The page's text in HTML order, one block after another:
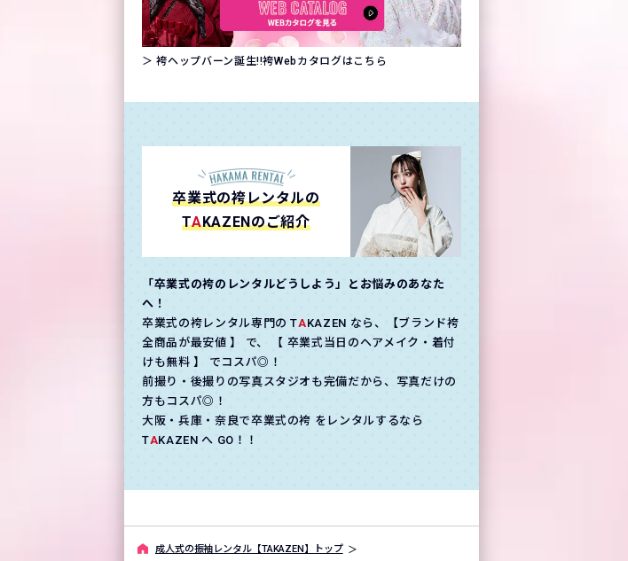
＞ 袴ヘップバーン誕生!!袴Webカタログはこちら
卒業式の袴レンタルの
TAKAZENのご紹介
「卒業式の袴のレンタルどうしよう」とお悩みのあなた
へ！
卒業式の袴レンタル専門の TAKAZEN なら、【ブランド袴
全商品が最安値 】 で、 【 卒業式当日のヘアメイク・着付
けも無料 】 でコスパ◎！
前撮り・後撮りの写真スタジオも完備だから、写真だけの
方もコスパ◎！
大阪・兵庫・奈良で卒業式の袴 をレンタルするなら
TAKAZEN へ GO！！
成⼈式の振袖レンタル【TAKAZEN】トップ